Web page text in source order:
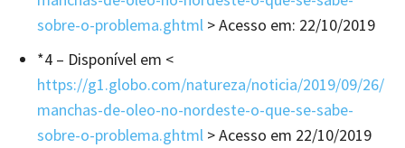
sobre-o-problema.ghtml > Acesso em: 22/10/2019
*4 – Disponível em <
https://g1.globo.com/natureza/noticia/2019/09/26/
manchas-de-oleo-no-nordeste-o-que-se-sabe-
sobre-o-problema.ghtml > Acesso em 22/10/2019